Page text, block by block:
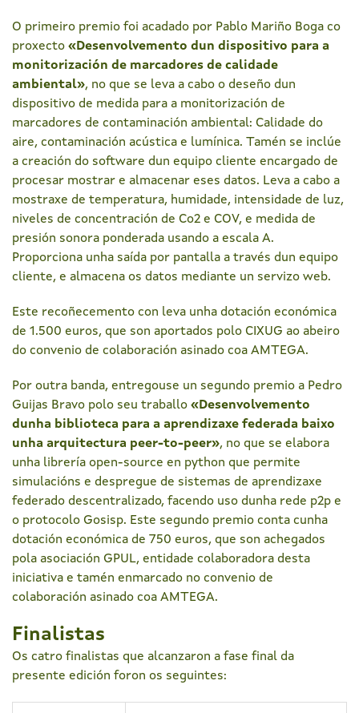
O primeiro premio foi acadado por Pablo Mariño Boga co
proxecto «Desenvolvemento dun dispositivo para a
monitorización de marcadores de calidade
ambiental», no que se leva a cabo o deseño dun
dispositivo de medida para a monitorización de
marcadores de contaminación ambiental: Calidade do
aire, contaminación acústica e lumínica. Tamén se inclúe
a creación do software dun equipo cliente encargado de
procesar mostrar e almacenar eses datos. Leva a cabo a
mostraxe de temperatura, humidade, intensidade de luz,
niveles de concentración de Co2 e COV, e medida de
presión sonora ponderada usando a escala A.
Proporciona unha saída por pantalla a través dun equipo
cliente, e almacena os datos mediante un servizo web.
Este recoñecemento con leva unha dotación económica
de 1.500 euros, que son aportados polo CIXUG ao abeiro
do convenio de colaboración asinado coa AMTEGA.
Por outra banda, entregouse un segundo premio a Pedro
Guijas Bravo polo seu traballo «Desenvolvemento
dunha biblioteca para a aprendizaxe federada baixo
unha arquitectura peer-to-peer», no que se elabora
unha librería open-source en python que permite
simulacións e despregue de sistemas de aprendizaxe
federado descentralizado, facendo uso dunha rede p2p e
o protocolo Gosisp. Este segundo premio conta cunha
dotación económica de 750 euros, que son achegados
pola asociación GPUL, entidade colaboradora desta
iniciativa e tamén enmarcado no convenio de
colaboración asinado coa AMTEGA.
Finalistas
Os catro finalistas que alcanzaron a fase final da
presente edición foron os seguintes: